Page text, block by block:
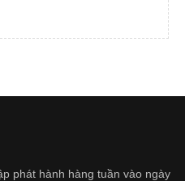
phát hành hàng tuần vào ngày